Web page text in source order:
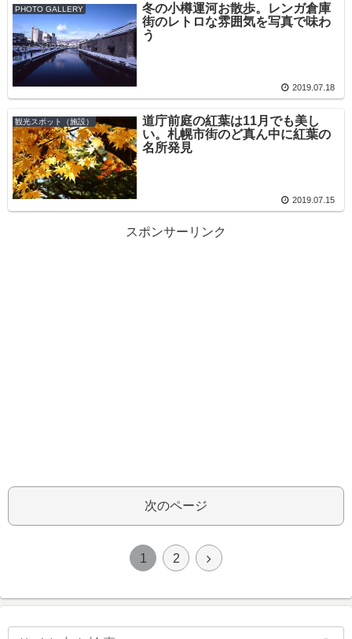
PHOTO GALLERY
冬の小樽運河お散歩。レンガ倉庫
街のレトロな雰囲気を写真で味わ
う
2019.07.18
観光スポット（施設）
道庁前庭の紅葉は11月でも美し
い。札幌市街のど真ん中に紅葉の
名所発見
2019.07.15
スポンサーリンク
次のページ
1 2